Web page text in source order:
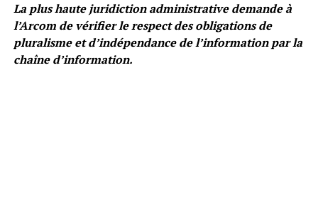
La plus haute juridiction administrative demande à
l’Arcom de vérifier le respect des obligations de
pluralisme et d’indépendance de l’information par la
chaîne d’information.